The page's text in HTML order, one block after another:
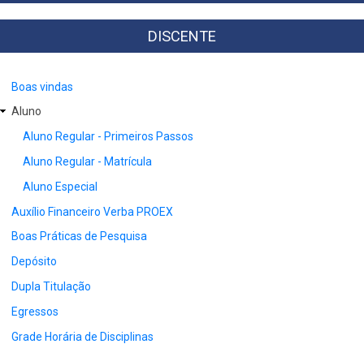
-
DISCENTE
Boas vindas
Aluno
Aluno Regular - Primeiros Passos
Aluno Regular - Matrícula
Aluno Especial
Auxílio Financeiro Verba PROEX
Boas Práticas de Pesquisa
Depósito
Dupla Titulação
Egressos
Grade Horária de Disciplinas